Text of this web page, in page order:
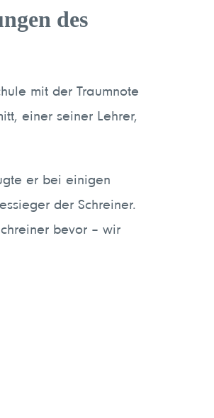
des
mit der Traumnote
einer seiner Lehrer,
er bei einigen
der Schreiner.
bevor – wir